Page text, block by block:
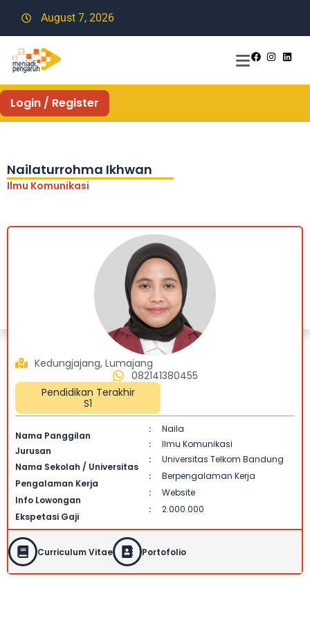
August 7, 2026
Login / Register
Nailaturrohma Ikhwan
Ilmu Komunikasi
Pendidikan Terakhir
S1
082141380455
Kedungjajang, Lumajang
Nama Panggilan
:
Naila
Jurusan
:
Ilmu Komunikasi
Nama Sekolah / Universitas
: Universitas Telkom Bandung
Pengalaman Kerja
: Berpengalaman Kerja
Info Lowongan
: Website
Ekspetasi Gaji
: 2.000.000
Curriculum Vitae Portofolio